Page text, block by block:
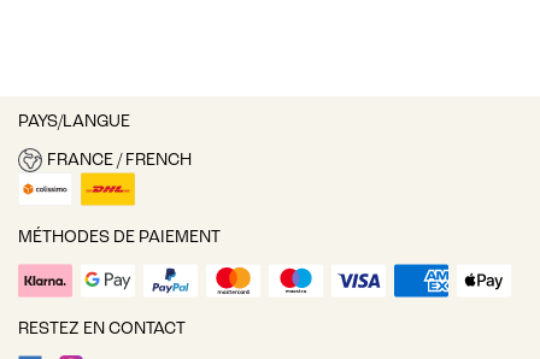
PAYS/LANGUE
FRANCE / FRENCH
MÉTHODES DE PAIEMENT
RESTEZ EN CONTACT